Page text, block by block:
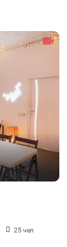
25 чел